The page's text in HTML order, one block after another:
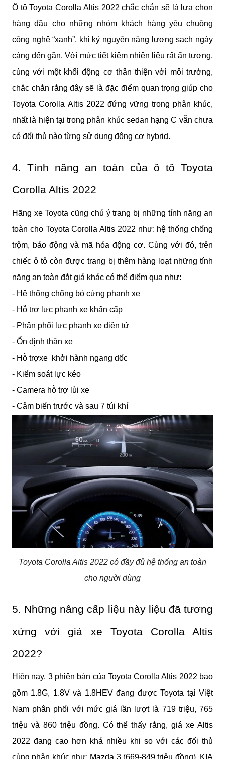
Ô tô Toyota Corolla Altis 2022 chắc chắn sẽ là lựa chọn
hàng đầu cho những nhóm khách hàng yêu chuộng
công nghệ “xanh”, khi kỷ nguyên năng lượng sạch ngày
càng đến gần. Với mức tiết kiệm nhiên liệu rất ấn tượng,
cùng với một khối động cơ thân thiện với môi trường,
chắc chắn rằng đây sẽ là đặc điểm quan trọng giúp cho
Toyota Corolla Altis 2022 đứng vững trong phân khúc,
nhất là hiện tại trong phân khúc sedan hạng C vẫn chưa
có đối thủ nào từng sử dụng động cơ hybrid.
4. Tính năng an toàn của ô tô Toyota
Corolla Altis 2022
Hãng xe Toyota cũng chú ý trang bị những tính năng an
toàn cho Toyota Corolla Altis 2022 như: hệ thống chống
trộm, báo động và mã hóa động cơ. Cùng với đó, trên
chiếc ô tô còn được trang bị thêm hàng loạt những tính
năng an toàn đắt giá khác có thể điểm qua như:
- Hệ thống chống bó cứng phanh xe
- Hỗ trợ lực phanh xe khẩn cấp
- Phân phối lực phanh xe điện tử
- Ổn định thân xe
- Hỗ trợxe  khởi hành ngang dốc
- Kiểm soát lực kéo
- Camera hỗ trợ lùi xe
- Cảm biến trước và sau 7 túi khí
Toyota Corolla Altis 2022 có đầy đủ hệ thống an toàn
cho người dùng
5. Những nâng cấp liệu này liệu đã tương
xứng với giá xe Toyota Corolla Altis
2022?
Hiện nay, 3 phiên bản của Toyota Corolla Altis 2022 bao
gồm 1.8G, 1.8V và 1.8HEV đang được Toyota tại Việt
Nam phân phối với mức giá lần lượt là 719 triệu, 765
triệu và 860 triệu đồng. Có thể thấy rằng, giá xe Altis
2022 đang cao hơn khá nhiều khi so với các đối thủ